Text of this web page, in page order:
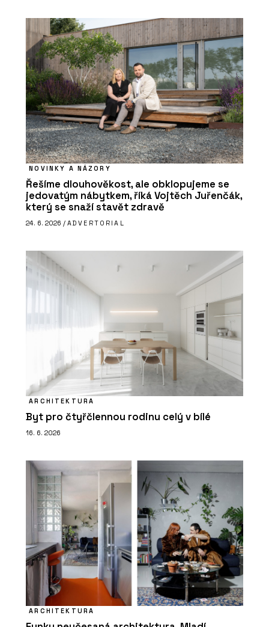
NOVINKY A NÁZORY
Řešíme dlouhověkost, ale obklopujeme se
jedovatým nábytkem, říká Vojtěch Juřenčák,
který se snaží stavět zdravě
24. 6. 2026 / ADVERTORIAL
ARCHITEKTURA
Byt pro čtyřčlennou rodinu celý v bílé
16. 6. 2026
ARCHITEKTURA